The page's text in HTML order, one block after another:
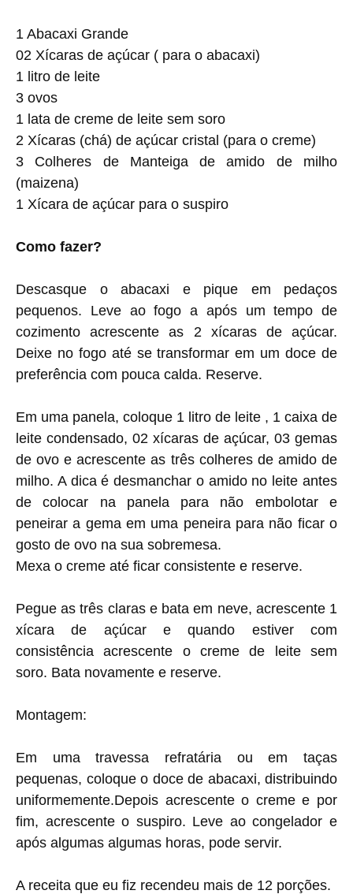
1 Abacaxi Grande
02 Xícaras de açúcar ( para o abacaxi)
1 litro de leite
3 ovos
1 lata de creme de leite sem soro
2 Xícaras (chá) de açúcar cristal (para o creme)
3 Colheres de Manteiga de amido de milho
(maizena)
1 Xícara de açúcar para o suspiro
Como fazer?
Descasque o abacaxi e pique em pedaços
pequenos. Leve ao fogo a após um tempo de
cozimento acrescente as 2 xícaras de açúcar.
Deixe no fogo até se transformar em um doce de
preferência com pouca calda. Reserve.
Em uma panela, coloque 1 litro de leite , 1 caixa de
leite condensado, 02 xícaras de açúcar, 03 gemas
de ovo e acrescente as três colheres de amido de
milho. A dica é desmanchar o amido no leite antes
de colocar na panela para não embolotar e
peneirar a gema em uma peneira para não ficar o
gosto de ovo na sua sobremesa.
Mexa o creme até ficar consistente e reserve.
Pegue as três claras e bata em neve, acrescente 1
xícara de açúcar e quando estiver com
consistência acrescente o creme de leite sem
soro. Bata novamente e reserve.
Montagem:
Em uma travessa refratária ou em taças
pequenas, coloque o doce de abacaxi, distribuindo
uniformemente.Depois acrescente o creme e por
fim, acrescente o suspiro. Leve ao congelador e
após algumas algumas horas, pode servir.
A receita que eu fiz recendeu mais de 12 porções.